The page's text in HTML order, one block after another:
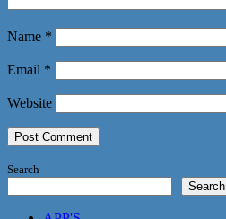
Name *
Email *
Website
Search
Search